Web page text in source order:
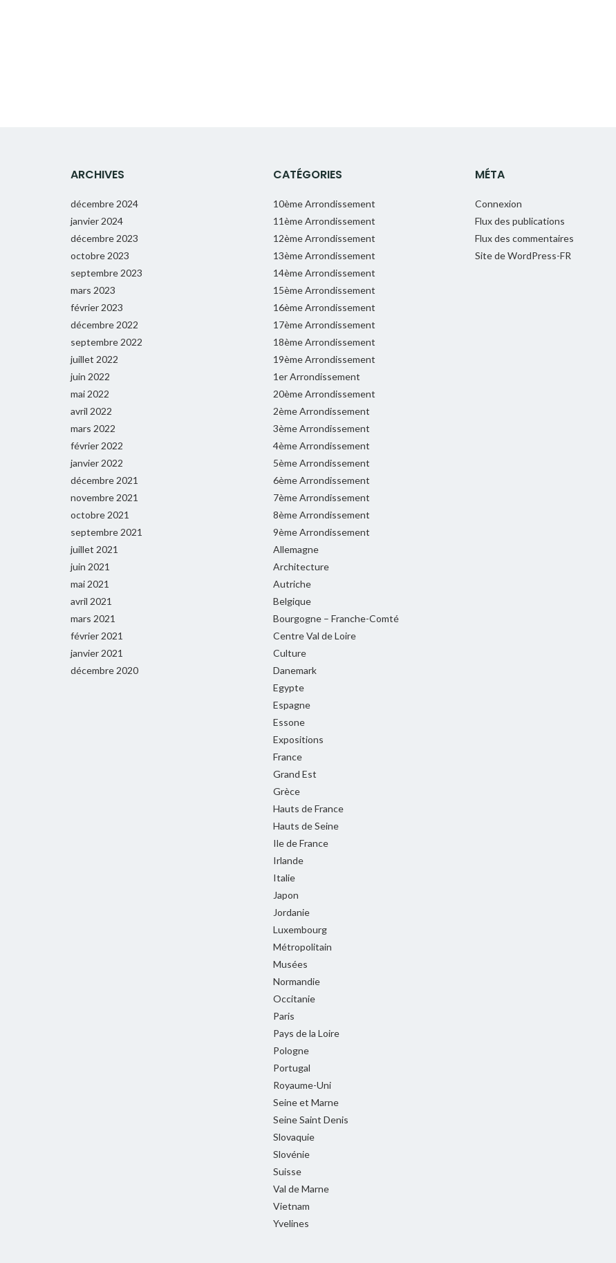
ARCHIVES
décembre 2024
janvier 2024
décembre 2023
octobre 2023
septembre 2023
mars 2023
février 2023
décembre 2022
septembre 2022
juillet 2022
juin 2022
mai 2022
avril 2022
mars 2022
février 2022
janvier 2022
décembre 2021
novembre 2021
octobre 2021
septembre 2021
juillet 2021
juin 2021
mai 2021
avril 2021
mars 2021
février 2021
janvier 2021
décembre 2020
CATÉGORIES
10ème Arrondissement
11ème Arrondissement
12ème Arrondissement
13ème Arrondissement
14ème Arrondissement
15ème Arrondissement
16ème Arrondissement
17ème Arrondissement
18ème Arrondissement
19ème Arrondissement
1er Arrondissement
20ème Arrondissement
2ème Arrondissement
3ème Arrondissement
4ème Arrondissement
5ème Arrondissement
6ème Arrondissement
7ème Arrondissement
8ème Arrondissement
9ème Arrondissement
Allemagne
Architecture
Autriche
Belgique
Bourgogne – Franche-Comté
Centre Val de Loire
Culture
Danemark
Egypte
Espagne
Essone
Expositions
France
Grand Est
Grèce
Hauts de France
Hauts de Seine
Ile de France
Irlande
Italie
Japon
Jordanie
Luxembourg
Métropolitain
Musées
Normandie
Occitanie
Paris
Pays de la Loire
Pologne
Portugal
Royaume-Uni
Seine et Marne
Seine Saint Denis
Slovaquie
Slovénie
Suisse
Val de Marne
Vietnam
Yvelines
MÉTA
Connexion
Flux des publications
Flux des commentaires
Site de WordPress-FR